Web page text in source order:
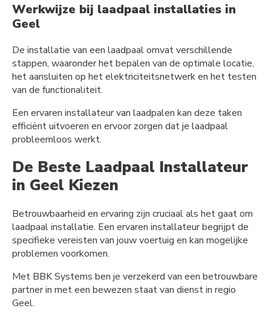
Werkwijze bij laadpaal installaties in
Geel
De installatie van een laadpaal omvat verschillende
stappen, waaronder het bepalen van de optimale locatie,
het aansluiten op het elektriciteitsnetwerk en het testen
van de functionaliteit.
Een ervaren installateur van laadpalen kan deze taken
efficiënt uitvoeren en ervoor zorgen dat je laadpaal
probleemloos werkt.
De Beste Laadpaal Installateur
in Geel Kiezen
Betrouwbaarheid en ervaring zijn cruciaal als het gaat om
laadpaal installatie. Een ervaren installateur begrijpt de
specifieke vereisten van jouw voertuig en kan mogelijke
problemen voorkomen.
Met BBK Systems ben je verzekerd van een betrouwbare
partner in met een bewezen staat van dienst in regio
Geel.